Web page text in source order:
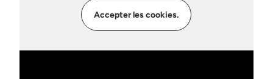
Accepter les cookies.